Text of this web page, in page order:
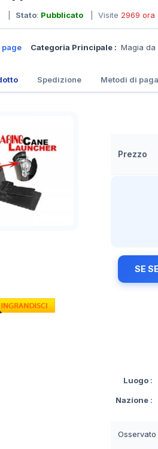
Stato: Pubblicato | Visite 2969 ora
page Categoria Principale : Magia
Spedizione Metodi di
Prezzo
SE
Luogo :
Nazione :